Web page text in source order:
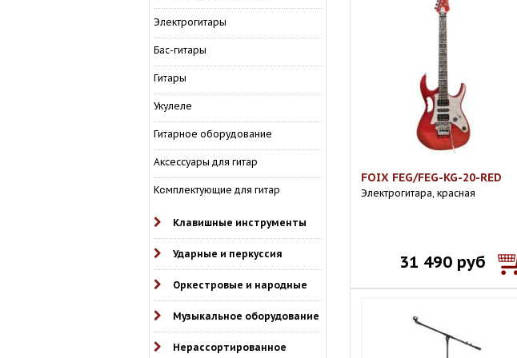
Электрогитары
Бас-гитары
Гитары
Укулеле
Гитарное оборудование
Аксессуары для гитар
Комплектующие для гитар
Клавишные инструменты
Ударные и перкуссия
Оркестровые и народные
Музыкальное оборудование
Нерассортированное
FOIX FEG/FEG-KG-20-RED
Электрогитара, красная
31 490 руб